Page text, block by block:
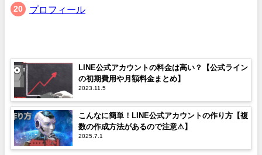
プロフィール
LINE公式アカウントの料金は高い？【公式ライン
の初期費用や月額料金まとめ】
2023.11.5
こんなに簡単！LINE公式アカウントの作り方【複
数の作成方法があるので注意⚠】
2025.7.1